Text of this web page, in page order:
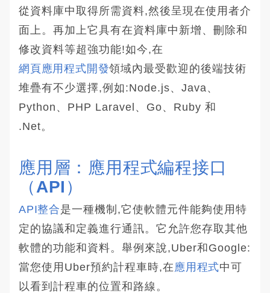
從資料庫中取得所需資料,然後呈現在使用者介
面上。再加上它具有在資料庫中新增、刪除和
修改資料等超強功能!如今,在
網頁應用程式開發領域內最受歡迎的後端技術
堆疊有不少選擇,例如:Node.js、Java、
Python、PHP Laravel、Go、Ruby 和
.Net。
應用層：應用程式編程接口
（API）
API整合是一種機制,它使軟體元件能夠使用特
定的協議和定義進行通訊。它允許您存取其他
軟體的功能和資料。舉例來說,Uber和Google:
當您使用Uber預約計程車時,在 應用程式中可
以看到計程車的位置和路線。